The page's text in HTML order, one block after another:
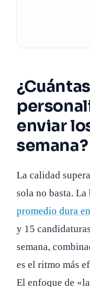
enviar
semana?
La calidad
sola no basta. La
promedio dura
y 15
semana,
es el ritmo más
El enfoque de